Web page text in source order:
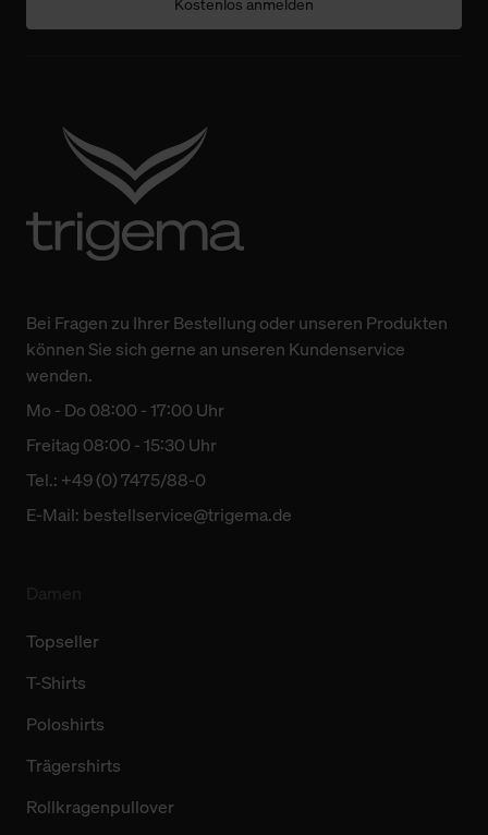
Bei Fragen zu Ihrer Bestellung oder unseren Produkten
können Sie sich gerne an unseren Kundenservice
wenden.
Mo - Do 08:00 - 17:00 Uhr
Freitag 08:00 - 15:30 Uhr
Tel.: +49 (0) 7475/88-0
E-Mail: bestellservice@trigema.de
Topseller
T-Shirts
Poloshirts
Trägershirts
Rollkragenpullover